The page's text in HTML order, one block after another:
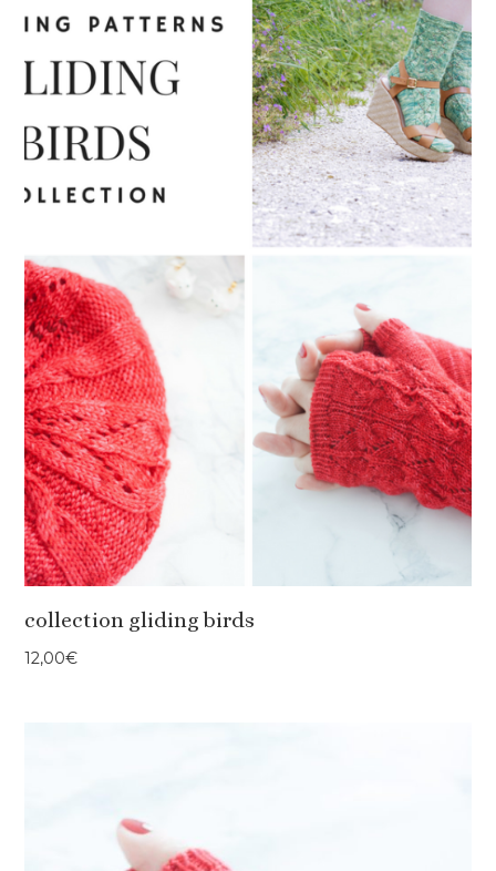
collection gliding birds
12,00€